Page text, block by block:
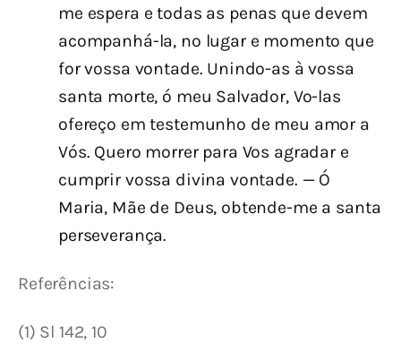
me espera e todas as penas que devem
acompanhá-la, no lugar e momento que
for vossa vontade. Unindo-as à vossa
santa morte, ó meu Salvador, Vo-las
ofereço em testemunho de meu amor a
Vós. Quero morrer para Vos agradar e
cumprir vossa divina vontade. — Ó
Maria, Mãe de Deus, obtende-me a santa
perseverança.
Referências:
(1) Sl 142, 10